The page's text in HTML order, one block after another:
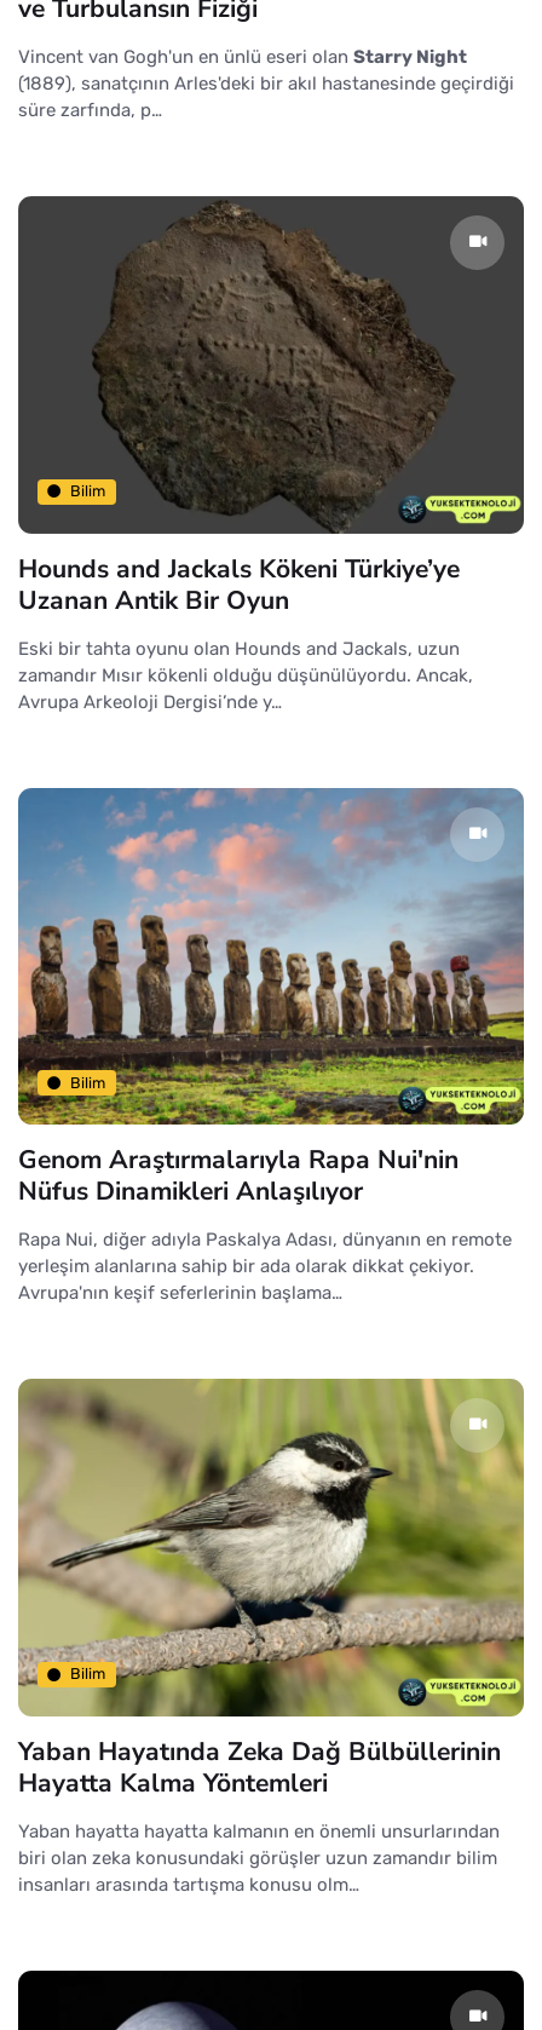
ve Turbulansın Fiziği
Vincent van Gogh'un en ünlü eseri olan Starry Night
(1889), sanatçının Arles'deki bir akıl hastanesinde geçirdiği
süre zarfında, p…
Bilim
Hounds and Jackals Kökeni Türkiye’ye
Uzanan Antik Bir Oyun
Eski bir tahta oyunu olan Hounds and Jackals, uzun
zamandır Mısır kökenli olduğu düşünülüyordu. Ancak,
Avrupa Arkeoloji Dergisi’nde y…
Bilim
Genom Araştırmalarıyla Rapa Nui'nin
Nüfus Dinamikleri Anlaşılıyor
Rapa Nui, diğer adıyla Paskalya Adası, dünyanın en remote
yerleşim alanlarına sahip bir ada olarak dikkat çekiyor.
Avrupa'nın keşif seferlerinin başlama…
Bilim
Yaban Hayatında Zeka Dağ Bülbüllerinin
Hayatta Kalma Yöntemleri
Yaban hayatta hayatta kalmanın en önemli unsurlarından
biri olan zeka konusundaki görüşler uzun zamandır bilim
insanları arasında tartışma konusu olm…